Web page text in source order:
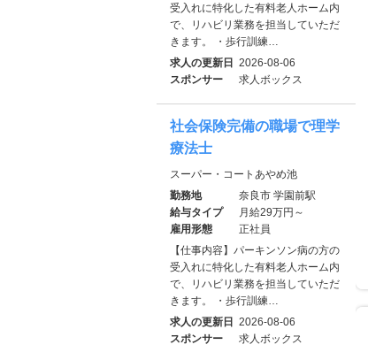
受入れに特化した有料老人ホーム内
で、リハビリ業務を担当していただ
きます。 ・歩行訓練…
求人の更新日 2026-08-06
スポンサー
求人ボックス
社会保険完備の職場で理学
療法士
スーパー・コートあやめ池
勤務地
奈良市 学園前駅
給与タイプ
月給29万円～
雇用形態
正社員
【仕事内容】パーキンソン病の方の
受入れに特化した有料老人ホーム内
で、リハビリ業務を担当していただ
きます。 ・歩行訓練…
求人の更新日 2026-08-06
スポンサー
求人ボックス